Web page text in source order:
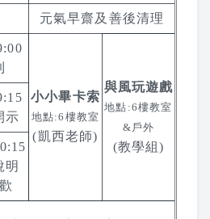
片 – 6月後
片 – 6月前
元氣早齋及善後清理
小小畢卡索
地點:6樓教室
(凱西老師)
與風玩遊戲
地點:6樓教室
&戶外
(教學組)
示
明